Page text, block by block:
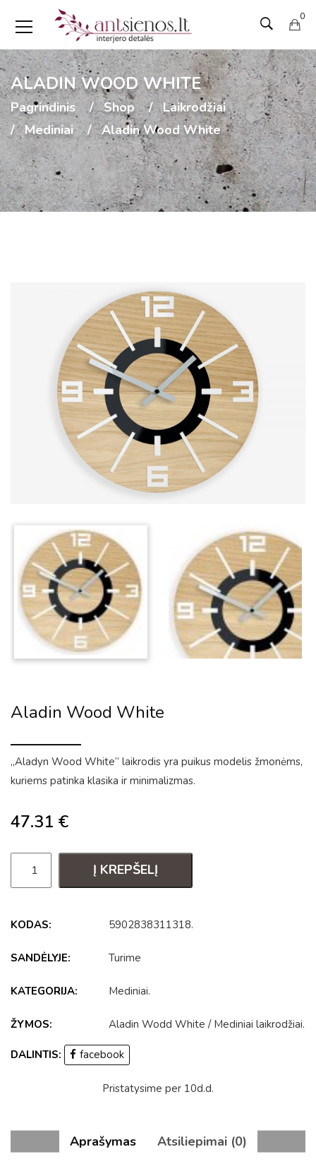
0
ALADIN WOOD WHITE
Pagrindinis Shop
Laikrodžiai
Mediniai
Aladin Wood White
Aladin Wood White
„Aladyn Wood White“ laikrodis yra puikus modelis žmonėms,
kuriems patinka klasika ir minimalizmas.
47.31 €
Į KREPŠELĮ
KODAS: 5902838311318.
SANDĖLYJE: Turime
KATEGORIJA: Mediniai.
ŽYMOS: Aladin Wodd White / Mediniai laikrodžiai.
DALINTIS: facebook
Pristatysime per 10d.d.
Aprašymas Atsiliepimai (0)